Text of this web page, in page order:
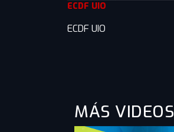
ECDF UIO
ECDF UIO
MÁS VIDEOS